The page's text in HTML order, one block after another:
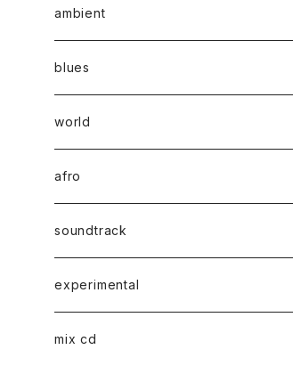
ambient
blues
world
afro
soundtrack
experimental
mix cd